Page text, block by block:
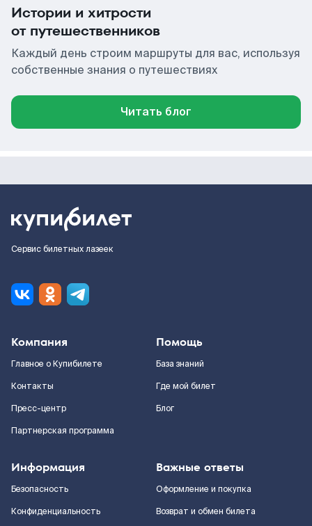
Истории и хитрости
от путешественников
Каждый день строим маршруты для вас, используя
собственные знания о путешествиях
Читать блог
Сервис билетных лазеек
Компания
Главное о Купибилете
Контакты
Пресс-центр
Партнерская программа
Помощь
База знаний
Где мой билет
Блог
Информация
Безопасность
Конфиденциальность
Важные ответы
Оформление и покупка
Возврат и обмен билета